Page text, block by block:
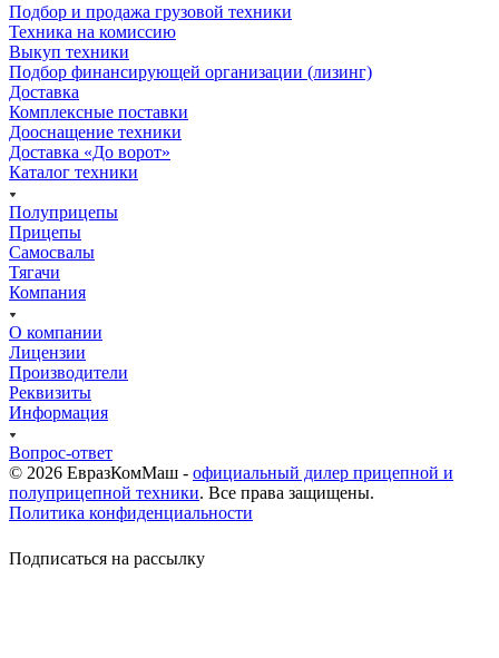
Подбор и продажа грузовой техники
Техника на комиссию
Выкуп техники
Подбор финансирующей организации (лизинг)
Доставка
Комплексные поставки
Дооснащение техники
Доставка «До ворот»
Каталог техники
Полуприцепы
Прицепы
Самосвалы
Тягачи
Компания
О компании
Лицензии
Производители
Реквизиты
Информация
Вопрос-ответ
© 2026 ЕвразКомМаш - официальный дилер прицепной и
полуприцепной техники. Все права защищены.
Политика конфиденциальности
Подписаться на рассылку